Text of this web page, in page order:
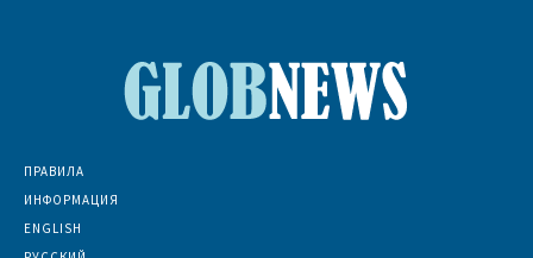
ПРАВИЛА
ИНФОРМАЦИЯ
ENGLISH